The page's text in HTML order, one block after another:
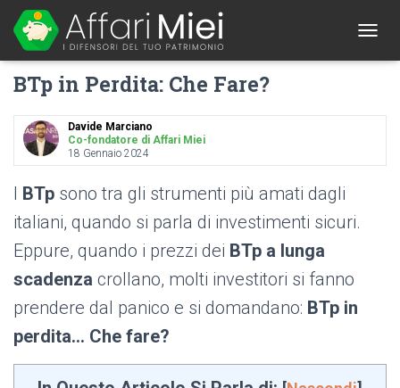
O
A
BTp in Perdita: Che Fare?
Davide Marciano
Co-fondatore di Affari Miei
18 Gennaio 2024
I BTp sono tra gli strumenti più amati dagli
italiani, quando si parla di investimenti sicuri.
Eppure, quando i prezzi dei BTp a lunga
scadenza crollano, molti investitori si fanno
prendere dal panico e si domandano: BTp in
perdita… Che fare?